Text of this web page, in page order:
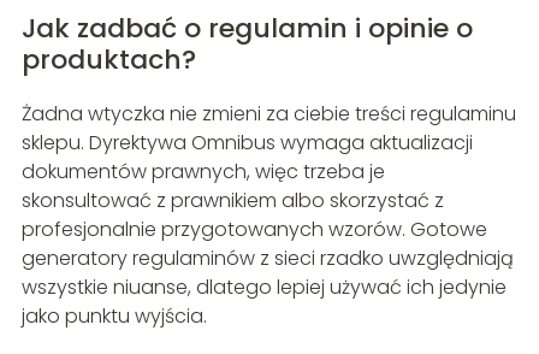
Jak zadbać o regulamin i opinie o
produktach?
Żadna wtyczka nie zmieni za ciebie treści regulaminu
sklepu. Dyrektywa Omnibus wymaga aktualizacji
dokumentów prawnych, więc trzeba je
skonsultować z prawnikiem albo skorzystać z
profesjonalnie przygotowanych wzorów. Gotowe
generatory regulaminów z sieci rzadko uwzględniają
wszystkie niuanse, dlatego lepiej używać ich jedynie
jako punktu wyjścia.